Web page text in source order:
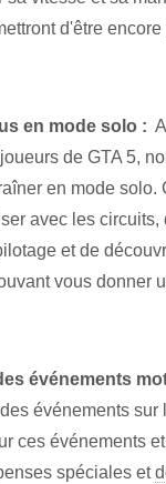
d'être
en mode solo :
de GTA 5,
en mode solo.
avec les circuits,
et de
vous donner
événements
événements sur
ces événements
spéciales et